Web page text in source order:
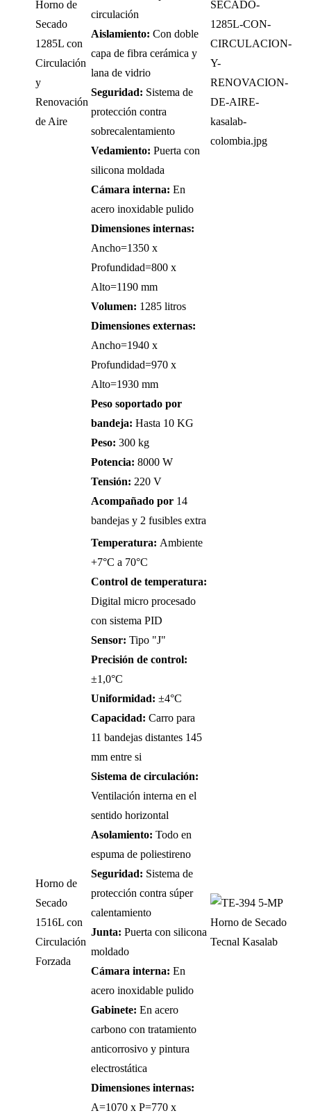
Horno de
Secado
1285L con
Circulación
y
Renovación
de Aire
circulación
Aislamiento: Con doble
capa de fibra cerámica y
lana de vidrio
Seguridad: Sistema de
protección contra
sobrecalentamiento
Vedamiento: Puerta con
silicona moldada
Cámara interna: En
acero inoxidable pulido
Dimensiones internas:
Ancho=1350 x
Profundidad=800 x
Alto=1190 mm
Volumen: 1285 litros
Dimensiones externas:
Ancho=1940 x
Profundidad=970 x
Alto=1930 mm
Peso soportado por
bandeja: Hasta 10 KG
Peso: 300 kg
Potencia: 8000 W
Tensión: 220 V
Acompañado por 14
bandejas y 2 fusibles extra
Horno de
Secado
1516L con
Circulación
Forzada
Temperatura: Ambiente
+7°C a 70°C
Control de temperatura:
Digital micro procesado
con sistema PID
Sensor: Tipo "J"
Precisión de control:
±1,0°C
Uniformidad: ±4°C
Capacidad: Carro para
11 bandejas distantes 145
mm entre si
Sistema de circulación:
Ventilación interna en el
sentido horizontal
Asolamiento: Todo en
espuma de poliestireno
Seguridad: Sistema de
protección contra súper
calentamiento
Junta: Puerta con silicona
moldado
Cámara interna: En
acero inoxidable pulido
Gabinete: En acero
carbono con tratamiento
anticorrosivo y pintura
electrostática
Dimensiones internas:
A=1070 x P=770 x